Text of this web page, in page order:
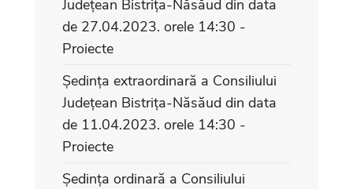
Județean Bistrița-Năsăud din data
de 27.04.2023. orele 14:30 -
Proiecte
Ședința extraordinară a Consiliului
Județean Bistrița-Năsăud din data
de 11.04.2023. orele 14:30 -
Proiecte
Ședința ordinară a Consiliului